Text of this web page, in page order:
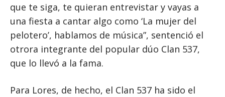
que te siga, te quieran entrevistar y vayas a
una fiesta a cantar algo como ‘La mujer del
pelotero’, hablamos de música”, sentenció el
otrora integrante del popular dúo Clan 537,
que lo llevó a la fama.
Para Lores, de hecho, el Clan 537 ha sido el